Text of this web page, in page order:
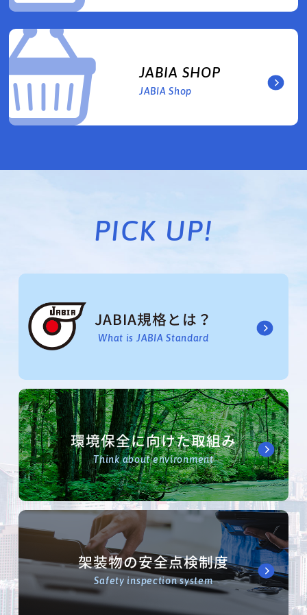
JABIA SHOP
JABIA Shop
PICK UP!
JABIA規格とは？
What is JABIA Standard
環境保全に向けた取組み
Think about environment
架装物の安全点検制度
Safety inspection system